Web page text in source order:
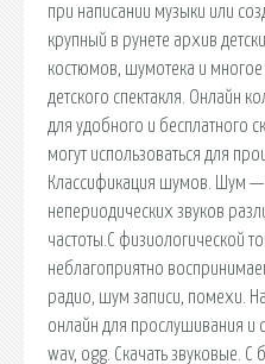
при написании музыки или
крупный в рунете архив
костюмов, шумотека и многое
детского спектакля. Онлайн
для удобного и бесплатного
могут использоваться для
Классификация шумов. Шум —
непериодических звуков
частоты.С физиологической
неблагоприятно
радио, шум записи, помехи.
онлайн для прослушивания и
wav, ogg. Скачать звуковые.